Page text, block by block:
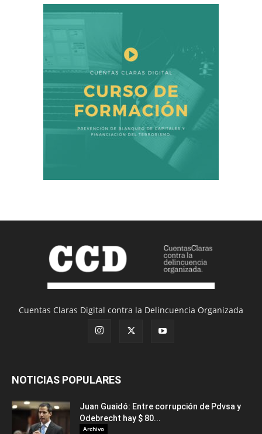
Cuentas Claras Digital contra la Delincuencia Organizada
NOTICIAS POPULARES
Juan Guaidó: Entre corrupción de Pdvsa y
Odebrecht hay $ 80...
Archivo